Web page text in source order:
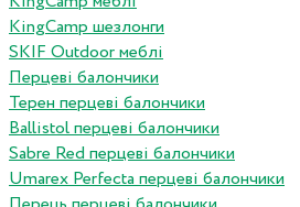
KingCamp шезлонги
SKIF Outdoor меблі
Перцеві балончики
Терен перцеві балончики
Ballistol перцеві балончики
Sabre Red перцеві балончики
Umarex Perfecta перцеві балончики